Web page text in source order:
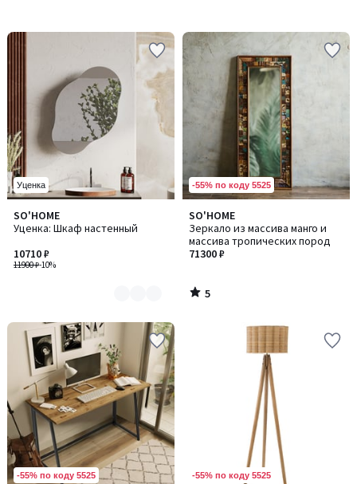
Уценка
SO'HOME
Уценка: Шкаф настенный
11900 ₽-10%
10710 ₽
Количество
цветов:
2
-55% по коду 5525
SO'HOME
Зеркало из массива манго и
массива тропических пород
71300 ₽
5
/
5
5
/
-55% по коду 5525 -55% по коду 5525